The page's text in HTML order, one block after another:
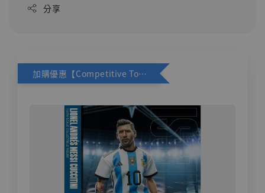
分享
加購優惠【Competitive Toys 梅西 [CM001]】